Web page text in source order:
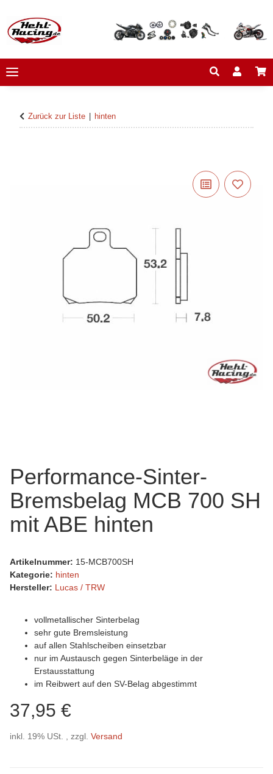
Zurück zur Liste hinten
Performance-Sinter-
Bremsbelag MCB 700 SH
mit ABE hinten
Artikelnummer: 15-MCB700SH
Kategorie: hinten
Hersteller: Lucas / TRW
vollmetallischer Sinterbelag
sehr gute Bremsleistung
auf allen Stahlscheiben einsetzbar
nur im Austausch gegen Sinterbeläge in der
Erstausstattung
im Reibwert auf den SV-Belag abgestimmt
37,95 €
inkl. 19% USt. , zzgl. Versand